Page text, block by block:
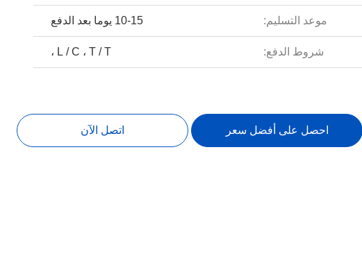
موعد التسليم: 10-15 يوما بعد الدفع
شروط الدفع: L / C ، T / T ،
احصل على أفضل سعر اتصل الآن